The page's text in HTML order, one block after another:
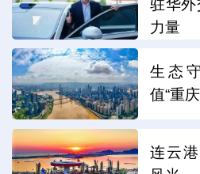
驻华外
力量
生态
值“重
连云